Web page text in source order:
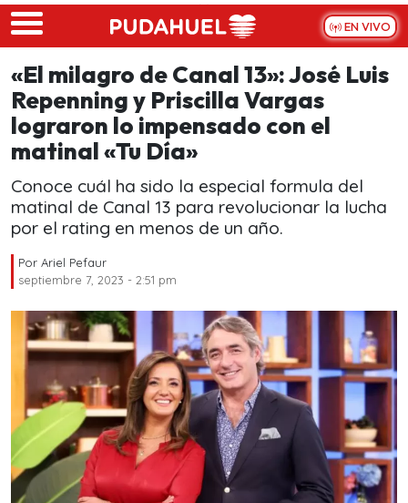
Skip to main content
EN VIVO
«El milagro de Canal 13»: José Luis
Repenning y Priscilla Vargas
lograron lo impensado con el
matinal «Tu Día»
Conoce cuál ha sido la especial formula del
matinal de Canal 13 para revolucionar la lucha
por el rating en menos de un año.
Por Ariel Pefaur
septiembre 7, 2023 - 2:51 pm